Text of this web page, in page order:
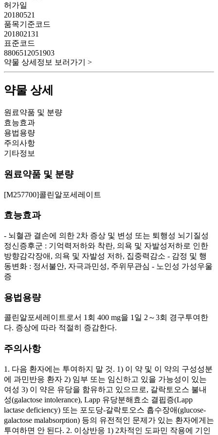
허가일
20180521
품목기준코드
201802131
표준코드
8806512051903
약물 상세정보 보러가기 >
약물 상세
원료약품 및 분량
효능효과
용법용량
주의사항
기타정보
원료약품 및 분량
[M257700]콜린알포세레이트
효능효과
- 뇌혈관 결손에 의한 2차 증상 및 변성 또는 퇴행성 뇌기질성
정신증후군 : 기억력저하와 착란, 의욕 및 자발성저하로 인한
방향감각장애, 의욕 및 자발성 저하, 집중력감소 - 감정 및 행
동변화 : 정서불안, 자극과민성, 주위무관심 - 노인성 가성우울
증
용법용량
콜린알포세레이트로서 1회 400 mg을 1일 2～3회 경구투여한
다. 증상에 따라 적절히 증감한다.
주의사항
1. 다음 환자에는 투여하지 말 것. 1) 이 약 및 이 약의 구성성분
에 과민반응 환자 2) 임부 또는 임신하고 있을 가능성이 있는
여성 3) 이 약은 유당을 함유하고 있으므로, 갈락토오스 불내
성(galactose intolerance), Lapp 유당분해효소 결핍증(Lapp
lactase deficiency) 또는 포도당-갈락토오스 흡수장애(glucose-
galactose malabsorption) 등의 유전적인 문제가 있는 환자에게는
투여하면 안 된다. 2. 이상반응 1) 2차적인 도파민 작용에 기인